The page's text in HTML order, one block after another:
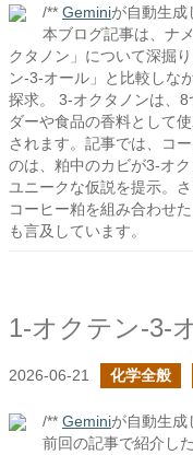
/** Geminiが自動生成
本ブログ記事は、ナ
クタノン」について深掘
ン-3-オール」と比較しな
探求。 3-オクタノンは、
ダーや食品の香料として
されます。記事では、コ
のは、粕中のカビが3-オ
ユニークな仮説を提示。
コーヒー粕を組み合わせ
も言及しています。
1-オクテン-3-
2026-06-21 化学全般
/** Geminiが自動生成
前回の記事で紹介し